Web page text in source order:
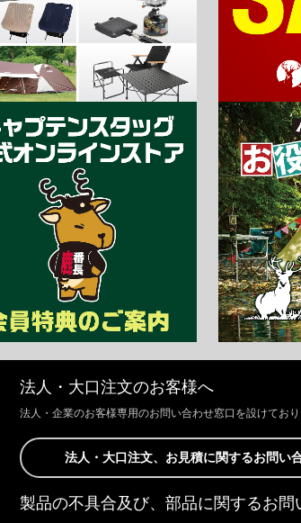
法人・大口注文のお客様へ
法人・企業のお客様専用のお問い合わせ窓口を設けており
法人・大口注文、お見積に関するお問い
製品の不具合及び、部品に関するお問